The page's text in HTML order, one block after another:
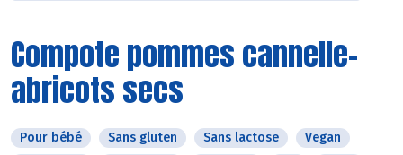
Compote pommes cannelle-
abricots secs
Pour bébé Sans gluten Sans lactose
Vegan